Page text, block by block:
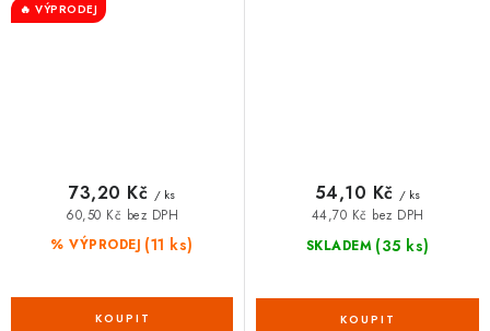
🔥 VÝPRODEJ
% VÝPRODEJ (11 ks)
60,50 Kč bez DPH
73,20 Kč / ks
SKLADEM (35 ks)
44,70 Kč bez DPH
54,10 Kč / ks